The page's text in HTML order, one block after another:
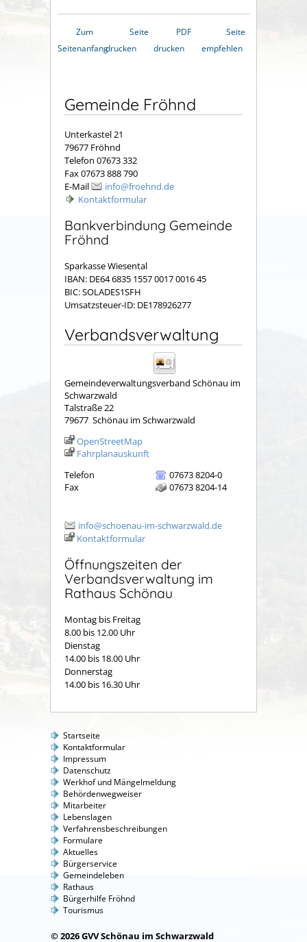
Zum
Seitenanfang
Seite
drucken
PDF
drucken
Seite
empfehlen
Gemeinde Fröhnd
Unterkastel 21
79677 Fröhnd
Telefon 07673 332
Fax 07673 888 790
E-Mail
info@froehnd.de
Kontaktformular
Bankverbindung Gemeinde
Fröhnd
Sparkasse Wiesental
IBAN: DE64 6835 1557 0017 0016 45
BIC: SOLADES1SFH
Umsatzsteuer-ID: DE178926277
Verbandsverwaltung
Gemeindeverwaltungsverband Schönau im
Schwarzwald
Talstraße 22
79677 Schönau im Schwarzwald
OpenStreetMap
Fahrplanauskunft
Telefon
07673 8204-0
Fax
07673 8204-14
info@schoenau-im-schwarzwald.de
Kontaktformular
Öffnungszeiten der
Verbandsverwaltung im
Rathaus Schönau
Montag bis Freitag
8.00 bis 12.00 Uhr
Dienstag
14.00 bis 18.00 Uhr
Donnerstag
14.00 bis 16.30 Uhr
Startseite
Kontaktformular
Impressum
Datenschutz
Werkhof und Mängelmeldung
Behördenwegweiser
Mitarbeiter
Lebenslagen
Verfahrensbeschreibungen
Formulare
Aktuelles
Bürgerservice
Gemeindeleben
Rathaus
Bürgerhilfe Fröhnd
Tourismus
© 2026 GVV Schönau im Schwarzwald